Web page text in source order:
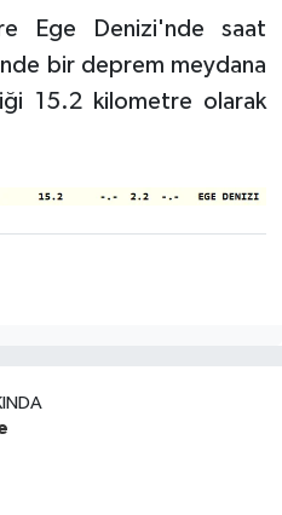
Ege Denizi'nde saat
bir deprem meydana
15.2 kilometre olarak